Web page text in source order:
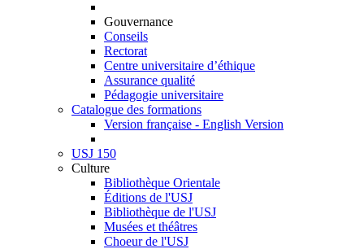
Gouvernance
Conseils
Rectorat
Centre universitaire d’éthique
Assurance qualité
Pédagogie universitaire
Catalogue des formations
Version française - English Version
USJ 150
Culture
Bibliothèque Orientale
Éditions de l'USJ
Bibliothèque de l'USJ
Musées et théâtres
Choeur de l'USJ